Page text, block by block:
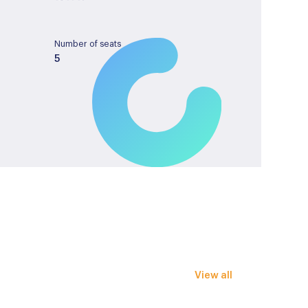
Number of seats
5
Tank capacity
View all